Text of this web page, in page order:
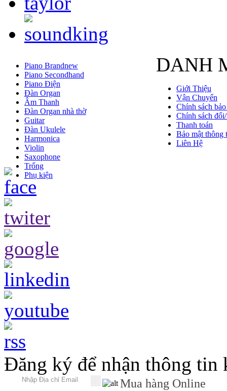
DANH
Piano Brandnew
Piano Secondhand
Piano Điện
Đàn Organ
Âm Thanh
Đàn Organ nhà thờ
Guitar
Đàn Ukulele
Harmonica
Violin
Saxophone
Trống
Phụ kiện
Giới Thiệu
Vận Chuyển
Chính sách
Chính sách
Thanh toán
Bảo mật thông
Liên Hệ
Đăng ký để nhận thông tin
Mua hàng Online